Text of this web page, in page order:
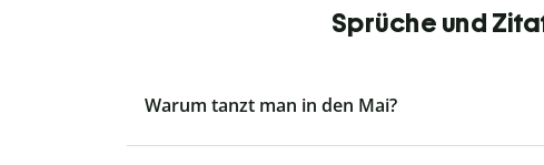
Sprüche und
Warum tanzt man in den Mai?